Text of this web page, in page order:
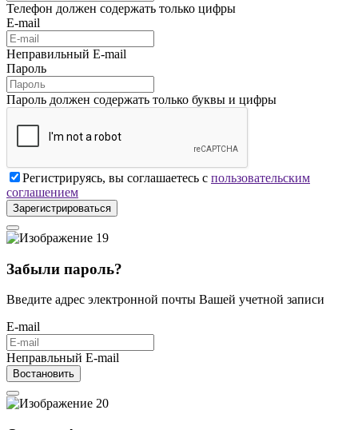
Телефон должен содержать только цифры
E-mail
Неправильный E-mail
Пароль
Пароль должен содержать только буквы и цифры
Регистрируясь, вы соглашаетесь с пользовательским
соглашением
Зарегистрироваться
Забыли пароль?
Введите адрес электронной почты Вашей учетной записи
E-mail
Неправльный E-mail
Востановить